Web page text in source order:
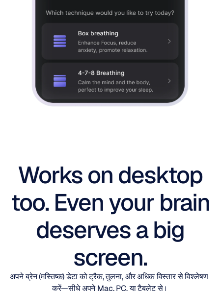
Works on desktop
too. Even your brain
deserves a big
screen.
अपने ब्रेन (मस्तिष्क) डेटा को ट्रैक, तुलना, और अधिक विस्तार से विश्लेषण
करें—सीधे अपने Mac, PC, या टैबलेट से।